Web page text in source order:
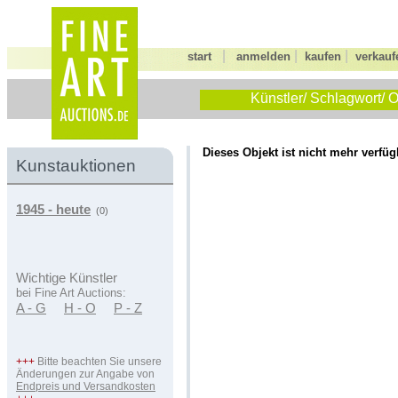
start anmelden kaufen
Künstler/ Schlagwort/
Kunstauktionen
1945 - heute (0)
Wichtige Künstler
bei Fine Art Auctions:
A - G H - O P - Z
+++ Bitte beachten Sie unsere
Änderungen zur Angabe von
Endpreis und Versandkosten
Dieses Objekt ist nicht mehr